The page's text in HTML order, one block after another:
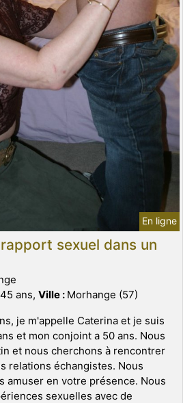
En ligne
sexuel dans un
45 ans, Ville : Morhange (57)
je m'appelle Caterina et je suis
et mon conjoint a 50 ans. Nous
et nous cherchons à rencontrer
relations échangistes. Nous
amuser en votre présence. Nous
sexuelles avec de